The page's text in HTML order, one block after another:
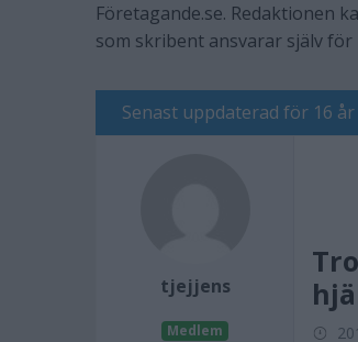
Företagande.se. Redaktionen
som skribent ansvarar själv för
Senast uppdaterad för 16 år
tjejjens
Medlem